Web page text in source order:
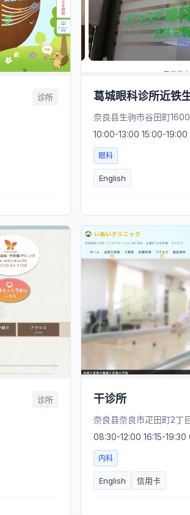
诊所 葛城眼科诊所近铁
奈良县生驹市谷田町
10:00-13:00 15:00-19:00
眼科
English
诊所 干诊所
奈良县奈良市疋田町2丁
08:30-12:00 16:15-
内科
English 信用卡